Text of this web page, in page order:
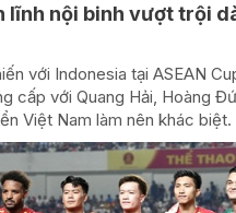
lĩnh nội binh vượt trội
với Indonesia tại ASEAN
cấp với Quang Hải, Hoàng
Việt Nam làm nên khác biệt.